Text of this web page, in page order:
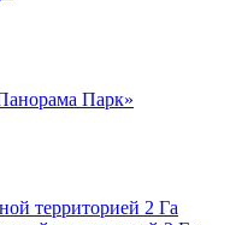
территорией 2 Га